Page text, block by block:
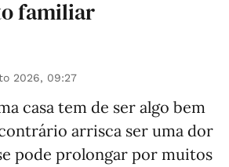
familiar
2026, 09:27
casa tem de ser algo bem
arrisca ser uma dor
pode prolongar por muitos